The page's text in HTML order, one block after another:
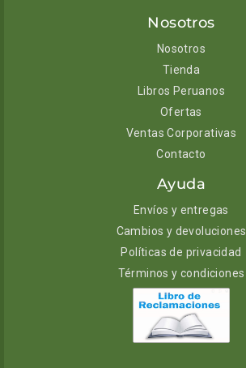
Nosotros
Nosotros
Tienda
Libros Peruanos
Ofertas
Ventas Corporativas
Contacto
Ayuda
Envíos y entregas
Cambios y devoluciones
Políticas de privacidad
Términos y condiciones